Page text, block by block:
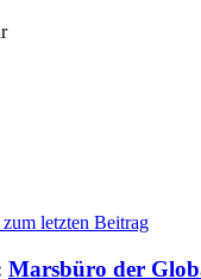
Marsbüro der